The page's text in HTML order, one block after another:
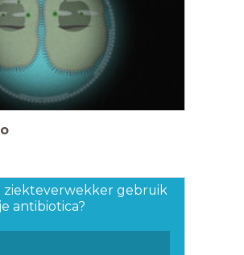
ziekteverwekker gebruik
je antibiotica?